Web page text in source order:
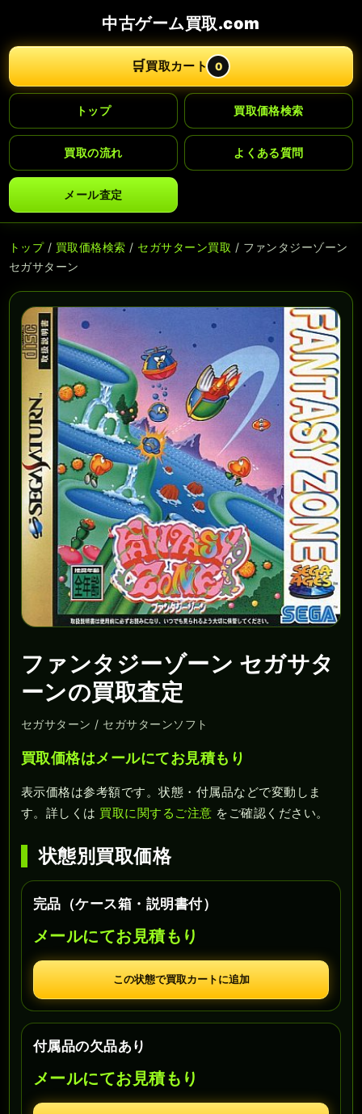
中古ゲーム買取.com
🛒買取カート 0
トップ 買取価格検索
買取の流れ よくある質問
メール査定
トップ/ 買取価格検索 / セガサターン買取 / ファンタジーゾーン
セガサターン
ファンタジーゾーン セガサタ
ーンの買取査定
セガサターン / セガサターンソフト
買取価格はメールにてお見積もり
表示価格は参考額です。状態・付属品などで変動しま
す。詳しくは 買取に関するご注意 をご確認ください。
状態別買取価格
完品（ケース箱・説明書付）
メールにてお見積もり
この状態で買取カートに追加
付属品の欠品あり
メールにてお見積もり